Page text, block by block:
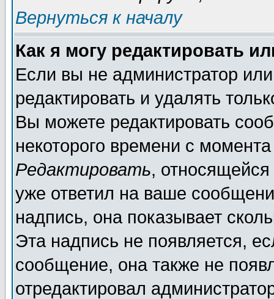
Вернуться к началу
Как я могу редактировать
Если вы не администратор
редактировать и удалять
Вы можете редактировать
некоторого времени с
Редактировать,
уже ответил на ваше
надпись, она показывает
Эта надпись не появляется,
сообщение, она также не
отредактировал